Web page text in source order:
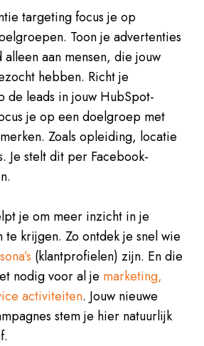
targeting focus je op
Toon je advertenties
aan mensen, die jouw
hebben. Richt je
de leads in jouw HubSpot-
je op een doelgroep met
Zoals opleiding, locatie
Je stelt dit per Facebook-
je om meer inzicht in je
krijgen. Zo ontdek je snel wie
(klantprofielen) zijn. En die
nodig voor al je marketing,
activiteiten. Jouw nieuwe
stem je hier natuurlijk